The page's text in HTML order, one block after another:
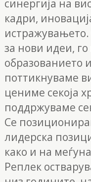
синергија на
кадри,
за нови идеи,
образованието
поттикнуваме
цениме секоја
поддржуваме
Се
лидерска
како и на
Реплек